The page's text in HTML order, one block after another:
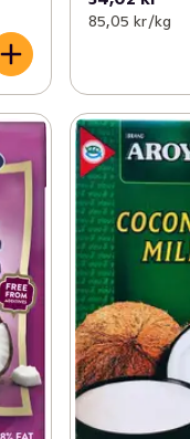
85,05 kr /kg